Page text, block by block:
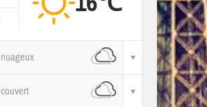
nuageux
couvert